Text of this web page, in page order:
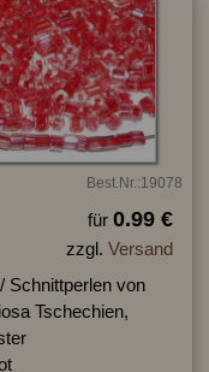
Best.Nr.:19078
für 0.99 €
zzgl. Versand
Schnittperlen von
Tschechien,